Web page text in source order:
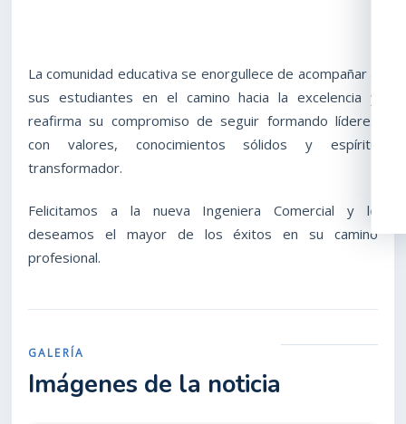
La comunidad educativa se enorgullece de acompañar a
sus estudiantes en el camino hacia la excelencia y
reafirma su compromiso de seguir formando líderes
con valores, conocimientos sólidos y espíritu
transformador.
Felicitamos a la nueva Ingeniera Comercial y le
deseamos el mayor de los éxitos en su camino
profesional.
GALERÍA
Imágenes de la noticia